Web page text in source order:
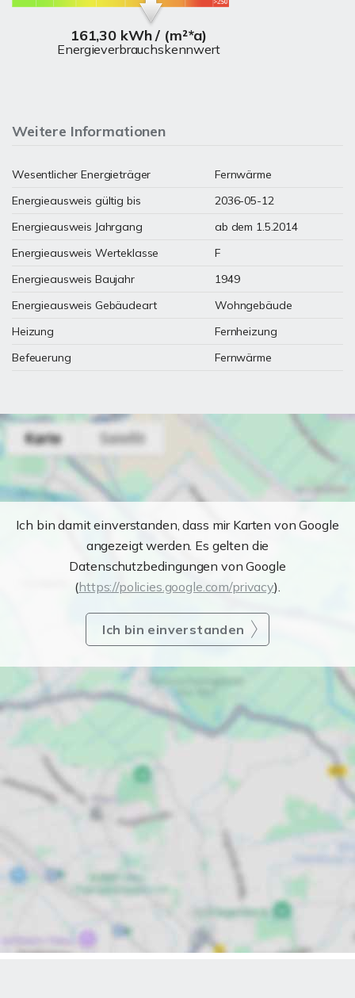
161,30 kWh / (m²*a)
Energieverbrauchskennwert
Weitere Informationen
Wesentlicher Energieträger
Fernwärme
Energieausweis gültig bis
2036-05-12
Energieausweis Jahrgang
ab dem 1.5.2014
Energieausweis Werteklasse
F
Energieausweis Baujahr
1949
Energieausweis Gebäudeart
Wohngebäude
Heizung
Fernheizung
Befeuerung
Fernwärme
Ich bin damit einverstanden, dass mir Karten von Google
angezeigt werden. Es gelten die
Datenschutzbedingungen von Google
(https://policies.google.com/privacy).
Ich bin einverstanden